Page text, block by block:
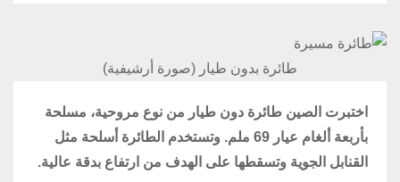
طائرة بدون طيار (صورة أرشيفية)
اختبرت الصين طائرة دون طيار من نوع مروحية، مسلحة
بأربعة ألغام عيار 69 ملم. وتستخدم الطائرة أسلحة مثل
القنابل الجوية وتسقطها على الهدف من ارتفاع بدقة عالية.